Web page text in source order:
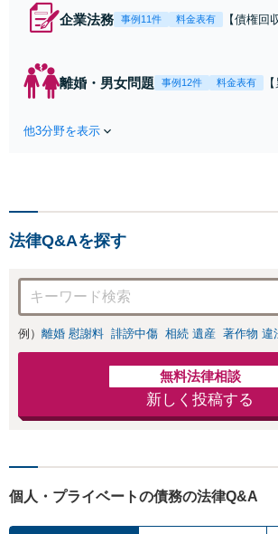
企業法務 事例11件 料金表有
【債権回
のトラブ
ラブルな
離婚・男女問題 事例12件 料金表有
様
を
住
応
他3分野を表示
法律Q&Aを探す
例） 離婚 慰謝料 誹謗中傷 相続 遺産 著作物 違
無料法律相談
新しく投稿する
個人・プライベートの債務の法律Q&A